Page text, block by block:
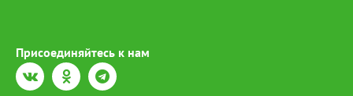
Присоединяйтесь к нам